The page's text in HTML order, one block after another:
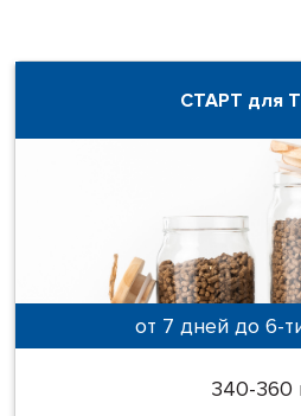
СТАРТ для
от 7 дней до 6-
340-360